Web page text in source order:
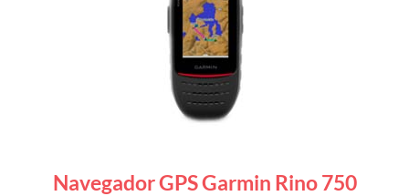
Navegador GPS Garmin Rino 750